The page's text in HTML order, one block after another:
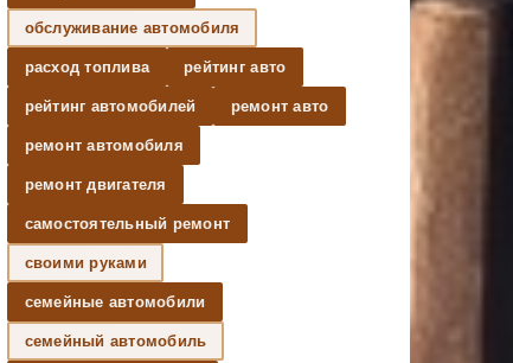
обслуживание автомобиля
расход топлива рейтинг авто
рейтинг автомобилей ремонт авто
ремонт автомобиля
ремонт двигателя
самостоятельный ремонт
своими руками
семейные автомобили
семейный автомобиль